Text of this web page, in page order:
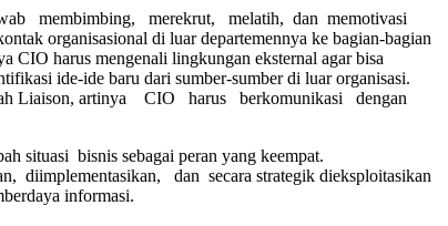
membimbing, merekrut, melatih, dan memotivasi
organisasional di luar departemennya ke bagian-bagian
CIO harus mengenali lingkungan eksternal agar bisa
ide-ide baru dari sumber-sumber di luar organisasi.
Liaison, artinya CIO harus berkomunikasi dengan
bisnis sebagai peran yang keempat.
diimplementasikan, dan secara strategik dieksploitasikan
informasi.